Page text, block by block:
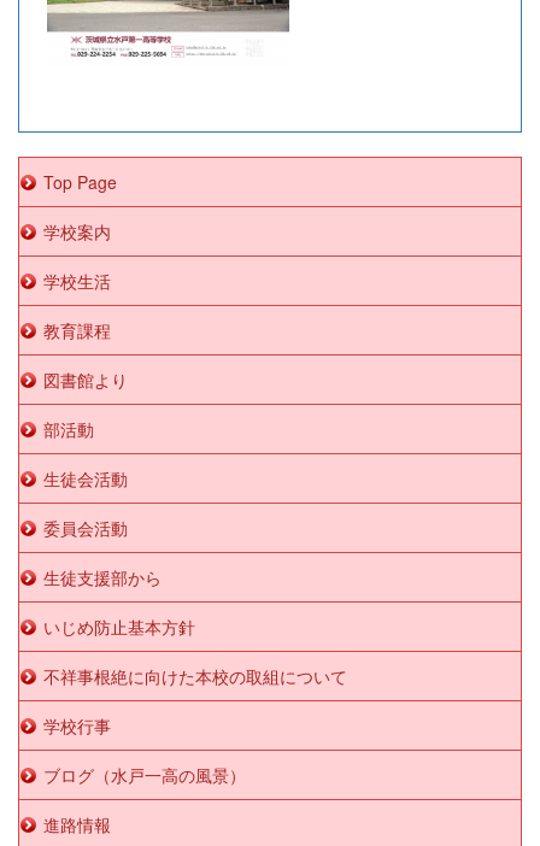
Top Page
学校案内
学校生活
教育課程
図書館より
部活動
生徒会活動
委員会活動
生徒支援部から
いじめ防止基本方針
不祥事根絶に向けた本校の取組について
学校行事
ブログ（水戸一高の風景）
進路情報